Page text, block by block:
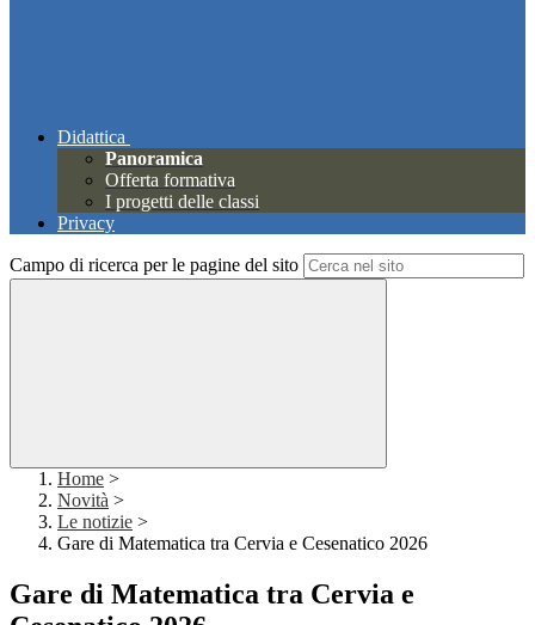
Didattica
Panoramica
Offerta formativa
I progetti delle classi
Privacy
Campo di ricerca per le pagine del sito
Home >
Novità >
Le notizie >
Gare di Matematica tra Cervia e Cesenatico 2026
Gare di Matematica tra Cervia e